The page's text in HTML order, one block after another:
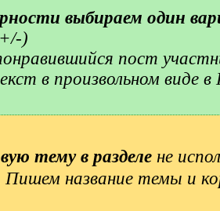
выбираем один
)
пост
в произвольном виде
тему в разделе не
Пишем название темы и